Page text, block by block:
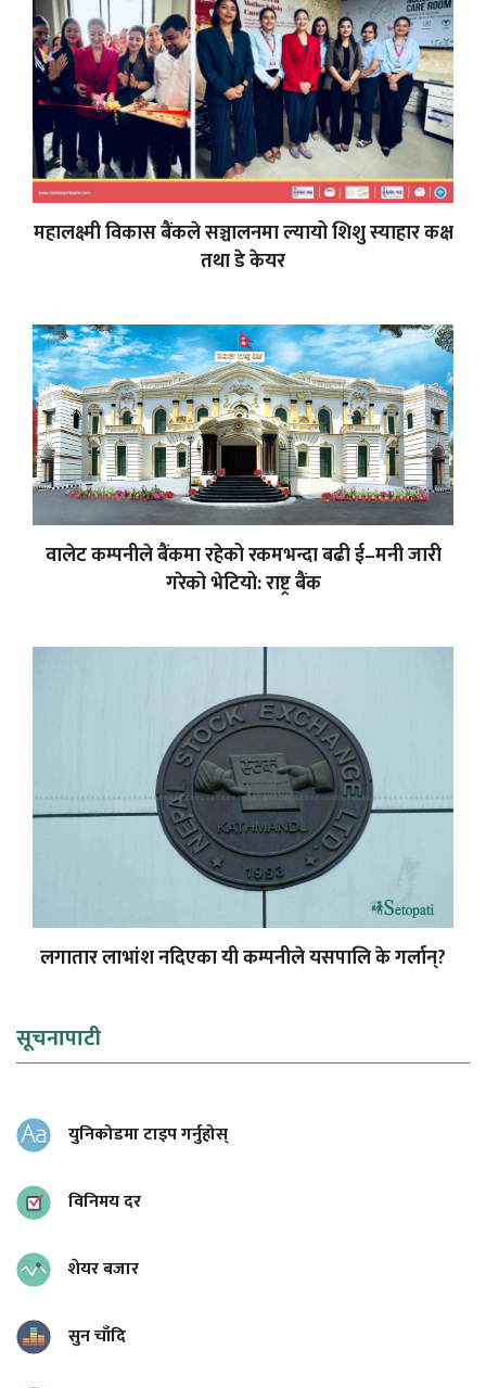
महालक्ष्मी विकास बैंकले सञ्चालनमा ल्यायो शिशु स्याहार कक्ष
तथा डे केयर
वालेट कम्पनीले बैंकमा रहेको रकमभन्दा बढी ई–मनी जारी
गरेको भेटियो: राष्ट्र बैंक
लगातार लाभांश नदिएका यी कम्पनीले यसपालि के गर्लान्?
सूचनापाटी
युनिकोडमा टाइप गर्नुहोस्
विनिमय दर
शेयर बजार
सुन चाँदि